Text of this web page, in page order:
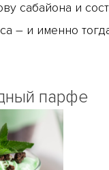
сабайона и
– и именно
парфе